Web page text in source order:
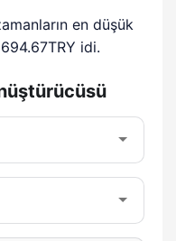
en düşük
idi.